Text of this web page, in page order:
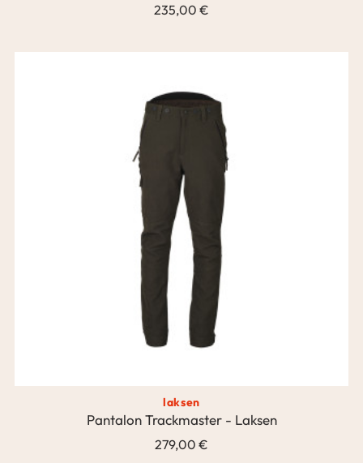
235,00 €
laksen
Pantalon Trackmaster - Laksen
279,00 €